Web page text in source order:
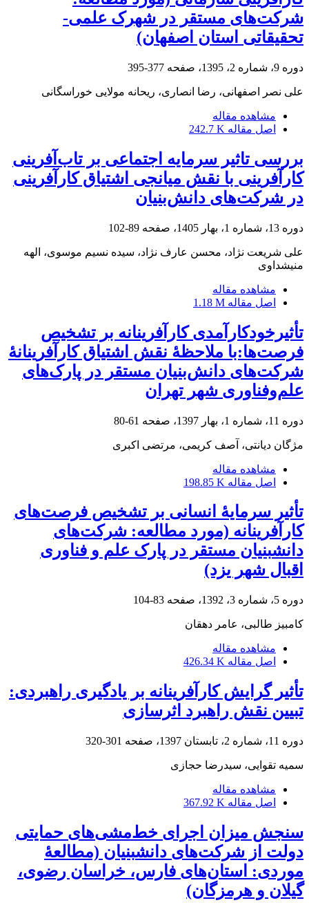
شرکت‌های مستقر در شهرک علمی-
تحقیقاتی استان اصفهان)
دوره 9، شماره 2، 1395، صفحه 377-395
علی نصر اصفهانی، رضا انصاری، ریحانه مولایی خوراسگانی
مشاهده مقاله
اصل مقاله 242.7 K
بررسی تاثیر سرمایه اجتماعی بر تاب‌‌‌آفرینی
کارآفرینی با نقش میانجی اشتیاق کارآفرینی
در شرکت‌های دانش‌بنیان
دوره 13، شماره 1، بهار 1405، صفحه 89-102
علی شریعت نژاد، محسن عارف نژاد، سیده نسیم موسوی، الهه
منیشداوی
مشاهده مقاله
اصل مقاله 1.18 M
تأثیرخودکارآمدی کارآفرینانه بر تشخیص
فرصت‌ها:با ملاحظۀ نقش اشتیاق کارآفرینانۀ
شرکت‌های دانش‌بنیان مستقر در پارک‌های
علم‌وفناوری شهر تهران
دوره 11، شماره 1، بهار 1397، صفحه 61-80
مژگان دیانتی، آصف کریمی، مرتضی اکبری
مشاهده مقاله
اصل مقاله 198.85 K
تأثیر سرمایۀ انسانی بر تشخیص فرصت‌های
کارآفرینانه (مورد مطالعه: شرکت‌های
دانش‎بنیان مستقر در پارک علم و فناوری
اقبال شهر یزد)
دوره 5، شماره 3، 1392، صفحه 83-104
کامبیز طالبی، عامر دهقان
مشاهده مقاله
اصل مقاله 426.34 K
تأثیر گرایش کارآفرینانه بر یادگیری راهبردی:
تبیین نقش راهبرد اثرسازی
دوره 11، شماره 2، تابستان 1397، صفحه 301-320
سمیه تقوایی، سیدرضا حجازی
مشاهده مقاله
اصل مقاله 367.92 K
سنجش میزان اجرای خط‌مشی‌های حمایتی
دولت از شرکت‌های دانش‎بنیان (مطالعۀ
موردی: استان‌های فارس، خراسان رضوی،
گیلان و هرمزگان)